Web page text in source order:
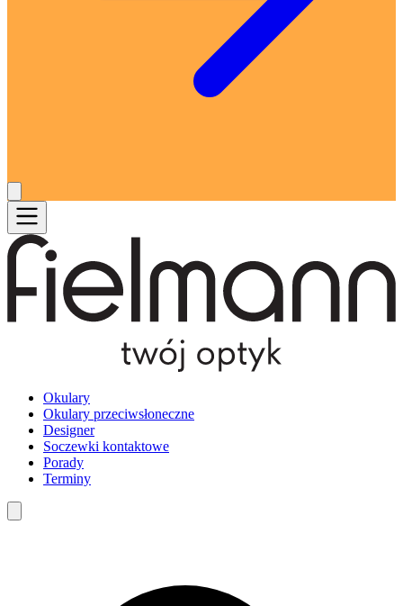
Okulary
Okulary przeciwsłoneczne
Designer
Soczewki kontaktowe
Porady
Terminy